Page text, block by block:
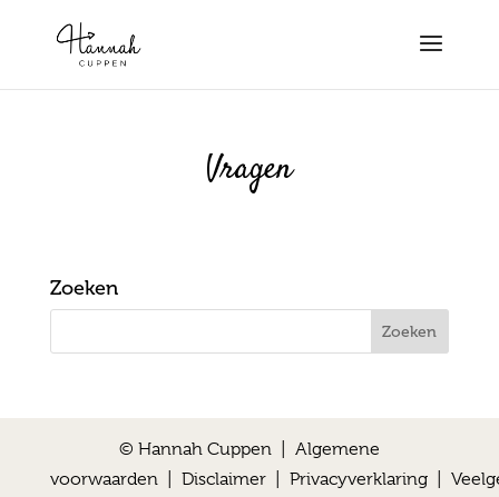
Vragen
Zoeken
© Hannah Cuppen | Algemene
voorwaarden| Disclaimer| Privacyverklaring|